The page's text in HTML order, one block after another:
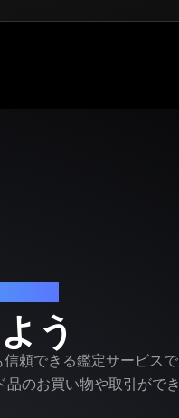
う
頼できる鑑定サービスで
のお買い物や取引ができ